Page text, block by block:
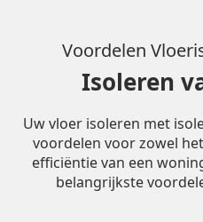
Voordelen
Isoleren
Uw vloer isoleren met
voordelen voor zowel
efficiëntie van een
belangrijkste